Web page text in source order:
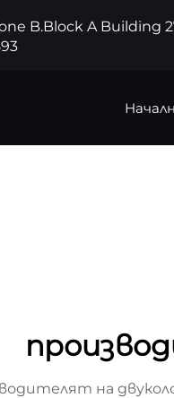
B.Block A Building
на